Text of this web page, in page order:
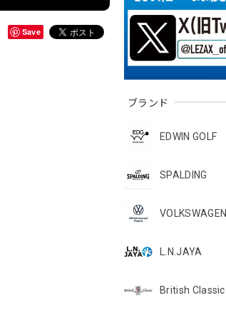
ブランド
EDWIN GOLF
SPALDING
VOLKSWAGEN
L.N.JAYA
British Classic
Save